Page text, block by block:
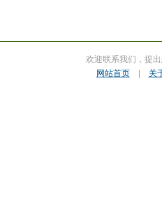
欢迎联系我们，提
网站首页| 关